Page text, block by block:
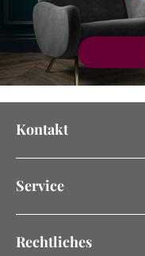
Kontakt
Service
Rechtliches